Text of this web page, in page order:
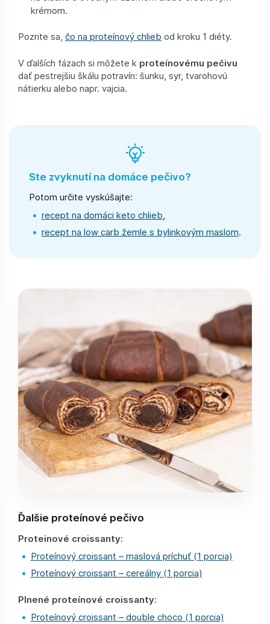
krémom.
Pozrite sa, čo na proteínový chlieb od kroku 1 diéty.
V ďalších fázach si môžete k proteínovému pečivu
dať pestrejšiu škálu potravín: šunku, syr, tvarohovú
nátierku alebo napr. vajcia.
Ste zvyknutí na domáce pečivo?
Potom určite vyskúšajte:
recept na domáci keto chlieb
recept na low carb žemle s bylinkovým maslom.
Ďalšie proteínové pečivo
Proteinové croissanty:
Proteínový croissant – maslová príchuť (1 porcia)
Proteínový croissant – cereálny (1 porcia)
Plnené proteínové croissanty:
Proteínový croissant – double choco (1 porcia)